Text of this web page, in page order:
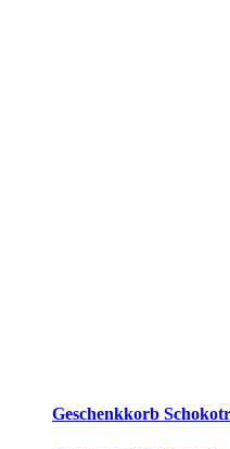
Geschenkkorb